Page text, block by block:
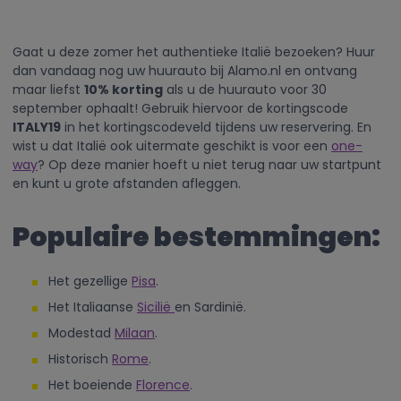
Gaat u deze zomer het authentieke Italië bezoeken? Huur
dan vandaag nog uw huurauto bij Alamo.nl en ontvang
maar liefst 10% korting als u de huurauto voor 30
september ophaalt! Gebruik hiervoor de kortingscode
ITALY19 in het kortingscodeveld tijdens uw reservering. En
wist u dat Italië ook uitermate geschikt is voor een one-
way? Op deze manier hoeft u niet terug naar uw startpunt
en kunt u grote afstanden afleggen.
Populaire bestemmingen:
Het gezellige Pisa.
Het Italiaanse Sicilië en Sardinië.
Modestad Milaan.
Historisch Rome.
Het boeiende Florence.